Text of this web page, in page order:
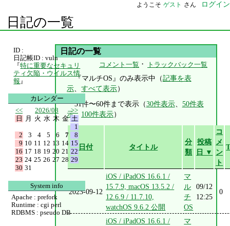
ようこそ ゲスト さん ログイン
日記の一覧
日記の一覧
コメント一覧 ・ トラックバック一覧
『マルチOS』のみ表示中（記事を表
示、すべて表示）
31件〜60件まで表示（30件表示、 50件表
示、 100件表示）
日付 タイトル
分
類
投稿
日 ▼
コ
メ
ン
ト
2023-09-12
iOS / iPadOS 16.6.1 /
15.7.9, macOS 13.5.2 /
12.6.9 / 11.7.10,
watchOS 9.6.2 公開
マ
ル
チ
OS
09/12
12:25
0
iOS / iPadOS 16.6.1 /
マ
ID :
日記帳ID : vuln
『特に重要なセキュリ
ティ欠陥・ウイルス情
報 』
カレンダー
<<
2026/08
>>
日
月 火 水 木 金 土
1
2
3 4 5 6 7
8
9 10 11 12 13 14 15
16 17 18 19 20 21 22
23 24 25 26 27 28 29
30 31
System info
Apache : prefork
Runtime : cgi perl
RDBMS : pseudo DB